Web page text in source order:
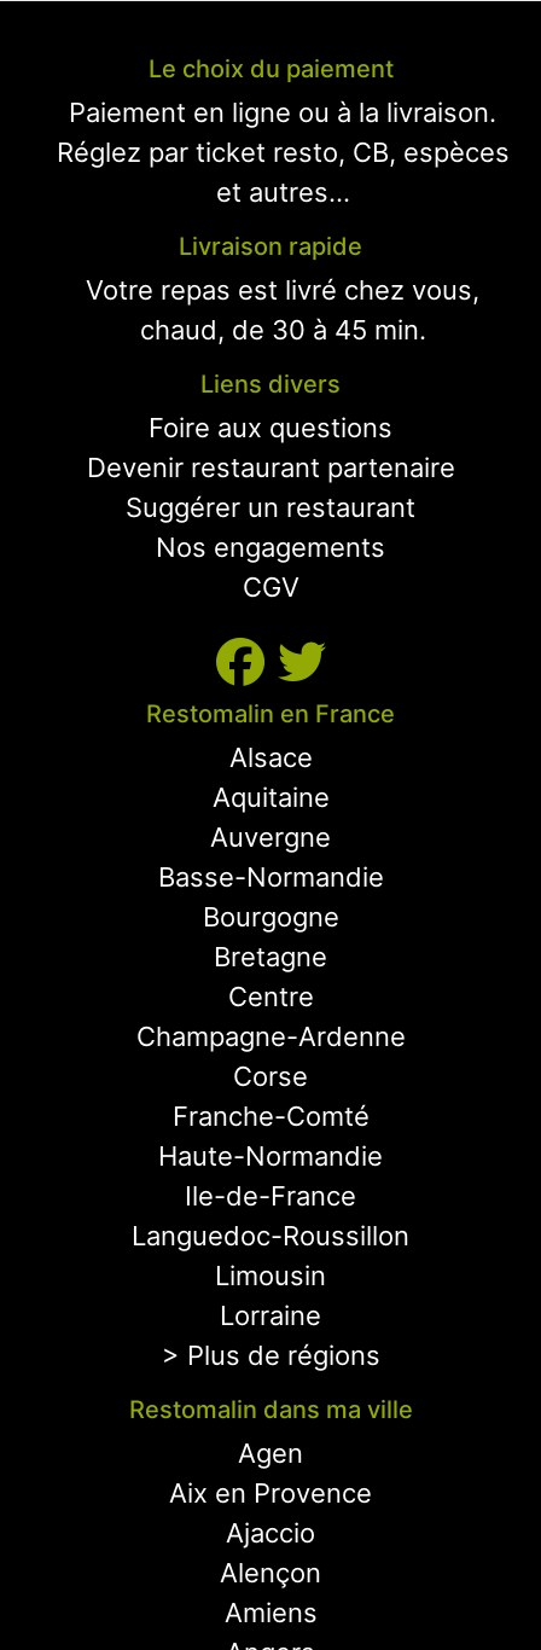
Le choix du paiement
Paiement en ligne ou à la livraison.
Réglez par ticket resto, CB, espèces
et autres...
Livraison rapide
Votre repas est livré chez vous,
chaud, de 30 à 45 min.
Liens divers
Foire aux questions
Devenir restaurant partenaire
Suggérer un restaurant
Nos engagements
CGV
Restomalin en France
Alsace
Aquitaine
Auvergne
Basse-Normandie
Bourgogne
Bretagne
Centre
Champagne-Ardenne
Corse
Franche-Comté
Haute-Normandie
Ile-de-France
Languedoc-Roussillon
Limousin
Lorraine
> Plus de régions
Restomalin dans ma ville
Agen
Aix en Provence
Ajaccio
Alençon
Amiens